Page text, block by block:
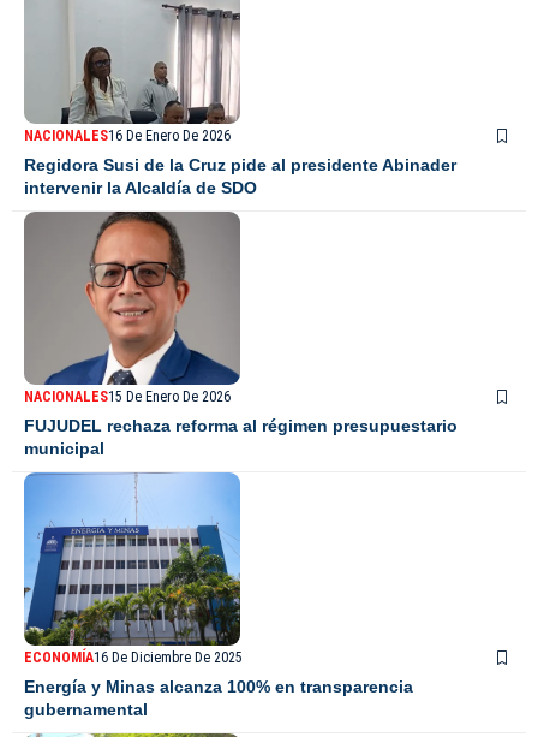
NACIONALES16 De Enero De 2026
Regidora Susi de la Cruz pide al presidente Abinader
intervenir la Alcaldía de SDO
NACIONALES15 De Enero De 2026
FUJUDEL rechaza reforma al régimen presupuestario
municipal
ECONOMÍA16 De Diciembre De 2025
Energía y Minas alcanza 100% en transparencia
gubernamental